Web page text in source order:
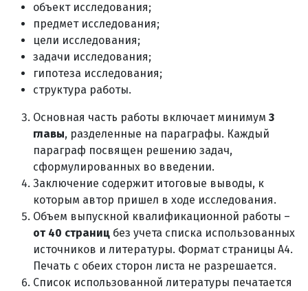
объект исследования;
предмет исследования;
цели исследования;
задачи исследования;
гипотеза исследования;
структура работы.
Основная часть работы включает минимум 3
главы, разделенные на параграфы. Каждый
параграф посвящен решению задач,
сформулированных во введении.
Заключение содержит итоговые выводы, к
которым автор пришел в ходе исследования.
Объем выпускной квалификационной работы –
от 40 страниц без учета списка использованных
источников и литературы. Формат страницы А4.
Печать с обеих сторон листа не разрешается.
Список использованной литературы печатается